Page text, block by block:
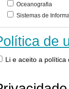
Oceanografia
Sistemas de
de
Li e aceito a política